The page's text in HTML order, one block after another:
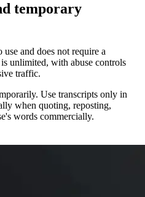
temporary
and does not require a
unlimited, with abuse controls
traffic.
Use transcripts only in
when quoting, reposting,
words commercially.